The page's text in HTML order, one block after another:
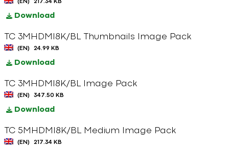
(EN) 217.34 KB
Download
TC 3MHDMI8K/BL Thumbnails Image Pack
(EN) 24.99 KB
Download
TC 3MHDMI8K/BL Image Pack
(EN) 347.50 KB
Download
TC 5MHDMI8K/BL Medium Image Pack
(EN) 217.34 KB